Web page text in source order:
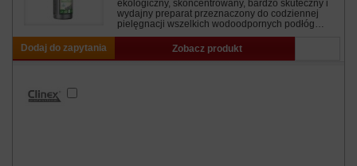
ekologiczny, skoncentrowany, bardzo skuteczny i
wydajny preparat przeznaczony do codziennej
pielęgnacji wszelkich wodoodpornych podłóg…
Dodaj do zapytania Zobacz produkt